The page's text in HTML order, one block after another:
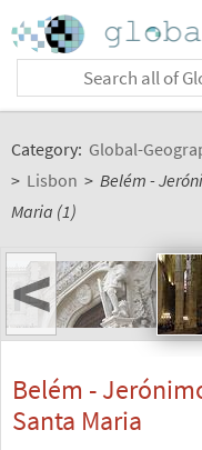
Category: Global-
> Lisbon > Belém -
Maria (1)
<
Belém -
Santa Maria